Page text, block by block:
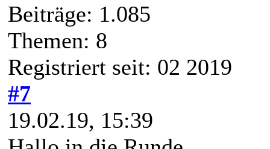
Beiträge: 1.085
Themen: 8
Registriert seit: 02 2019
#7
19.02.19, 15:39